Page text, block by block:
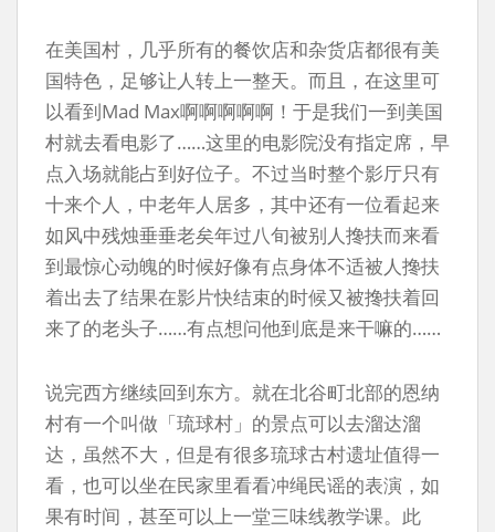
在美国村，几乎所有的餐饮店和杂货店都很有美
国特色，足够让人转上一整天。而且，在这里可
以看到Mad Max啊啊啊啊啊！于是我们一到美国
村就去看电影了……这里的电影院没有指定席，早
点入场就能占到好位子。不过当时整个影厅只有
十来个人，中老年人居多，其中还有一位看起来
如风中残烛垂垂老矣年过八旬被别人搀扶而来看
到最惊心动魄的时候好像有点身体不适被人搀扶
着出去了结果在影片快结束的时候又被搀扶着回
来了的老头子……有点想问他到底是来干嘛的……
说完西方继续回到东方。就在北谷町北部的恩纳
村有一个叫做「琉球村」的景点可以去溜达溜
达，虽然不大，但是有很多琉球古村遗址值得一
看，也可以坐在民家里看看冲绳民谣的表演，如
果有时间，甚至可以上一堂三味线教学课。此